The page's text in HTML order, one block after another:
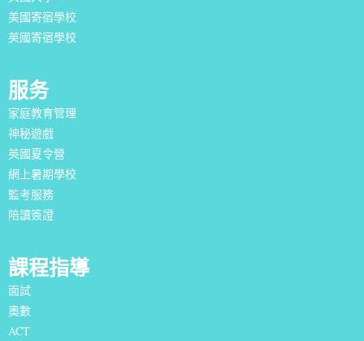
美國寄宿學校
英國寄宿學校
服务
家庭教育管理
神秘遊戲
英國夏令營
網上暑期學校
監考服務
陪讀簽證
課程指導
面試
奧數
ACT